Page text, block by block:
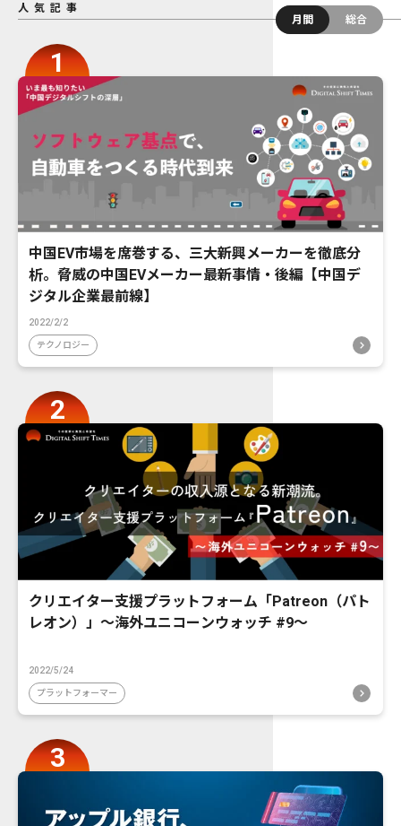
人気記事
月間
総合
中国EV市場を席巻する、三大新興メーカーを徹底分
析。脅威の中国EVメーカー最新事情・後編【中国デ
ジタル企業最前線】
2022/2/2
テクノロジー
クリエイター支援プラットフォーム「Patreon（パト
レオン）」〜海外ユニコーンウォッチ #9〜
2022/5/24
プラットフォーマー